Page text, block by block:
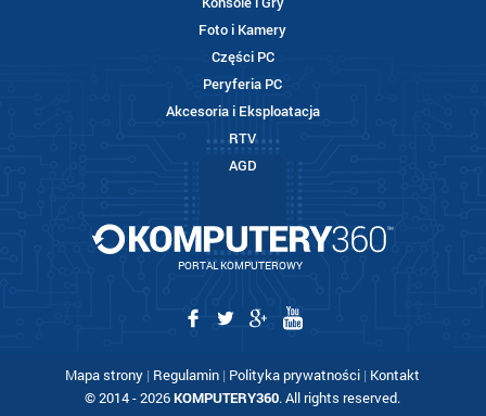
Foto i Kamery
Części PC
Peryferia PC
Akcesoria i Eksploatacja
RTV
AGD
PORTAL KOMPUTEROWY
Mapa strony | Regulamin | Polityka prywatności | Kontakt
© 2014 - 2026KOMPUTERY360. All rights reserved.